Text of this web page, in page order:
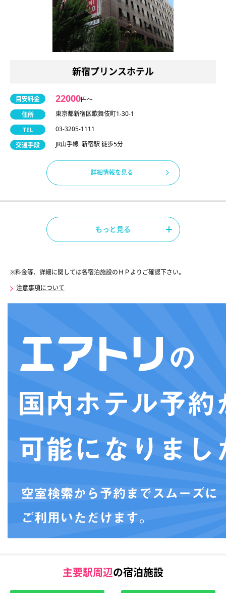
新宿プリンスホテル
目安料金 22000円〜
住所
東京都新宿区歌舞伎町1-30-1
TEL
03-3205-1111
交通手段
JR山手線 新宿駅 徒歩5分
詳細情報を見る
もっと見る
※料金等、詳細に関しては各宿泊施設のＨＰよりご確認下さい。
注意事項について
主要駅周辺の宿泊施設